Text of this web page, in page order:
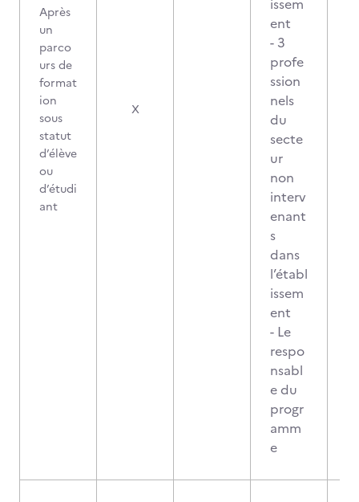
Après
un
parco
urs de
format
ion
sous
statut
d’élève
ou
d’étudi
ant
X
issem
ent
- 3
profe
ssion
nels
du
secte
ur
non
interv
enant
s
dans
l’établ
issem
ent
- Le
respo
nsabl
e du
progr
amm
e